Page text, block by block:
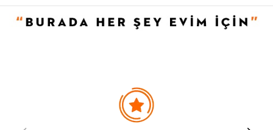
Bu fiyat perakende satışlar için belirlenmiştir. Toplu alımlar
Evidea tarafından incelenecek ve uygun bulunmayan siparişler